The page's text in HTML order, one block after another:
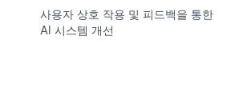
사용자 상호 작용 및 피드백을 통한
AI 시스템 개선